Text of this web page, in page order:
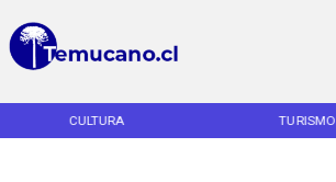
CULTURA TURISMO